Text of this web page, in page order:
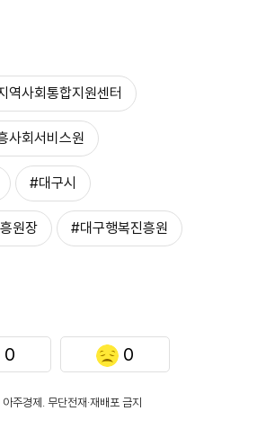
역사회통합지원센터
사회서비스원
#대구시
원장 #대구행복진흥원
0 0
주경제. 무단전재·재배포 금지